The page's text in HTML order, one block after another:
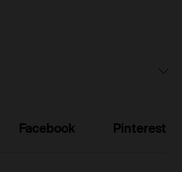
Facebook Pinterest